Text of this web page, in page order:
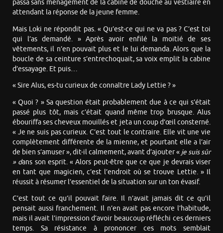
passa sans ménagement de la cabine de douche au vestiaire en
attendant la réponse de la jeune femme.
Mais Loki ne répondit pas. « Qu’est-ce qui ne va pas ? C’est toi
qui l’as demandé. » Après avoir enfilé la moitié de ses
vêtements, il n’en pouvait plus et le lui demanda. Alors que la
boucle de sa ceinture s’entrechoquait, sa voix emplit la cabine
d’essayage. Et puis…
« Sire Alus, es-tu curieux de connaître Lady Lettie ? »
« Quoi ? » Sa question était probablement due à ce qui s’était
passé plus tôt, mais c’était quand même trop brusque. Alus
ébouriffa ses cheveux mouillés et jeta un coup d’œil consterné.
« Je ne suis pas curieux. C’est tout le contraire. Elle vit une vie
complètement différente de la mienne, et pourtant elle a l’air
de bien s’amuser », dit-il calmement, avant d’ajouter « je suis sûr
» dans son esprit. « Alors peut-être que ce que je devrais viser
en tant que magicien, c’est l’endroit où se trouve Lettie. » Il
réussit à résumer l’essentiel de la situation sur un ton évasif.
C’est tout ce qu’il pouvait faire. Il n’avait jamais dit ce qu’il
pensait aussi franchement. Il n’en avait pas encore l’habitude,
mais il avait l’impression d’avoir beaucoup réfléchi ces derniers
temps. Sa résistance à prononcer ces mots semblait